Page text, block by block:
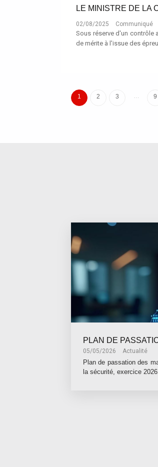
LE MINISTRE DE LA
02/08/2025 Communiqué
Sous réserve d'un contrôle
de mérite à l'issue des
1 2 3 … 9
05/05/2026 Actualité
Plan de passation des
la sécurité, exercice